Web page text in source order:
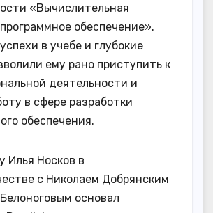
«Вычислительная
обеспечение».
в учебе и глубокие
ему рано приступить к
деятельности и
в сфере разработки
обеспечения.
Илья Носков в
с Николаем Добрянским
основал